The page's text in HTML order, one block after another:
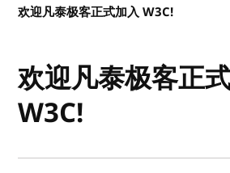
欢迎凡泰极客正式加入 W3C!
欢迎凡泰极客正
W3C!